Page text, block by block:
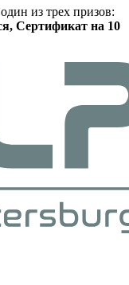
из трех призов:
Сертификат на 10